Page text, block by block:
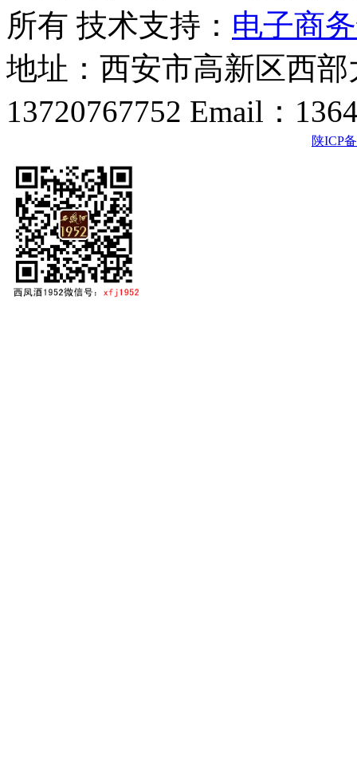
所有 技术支持： 电子商
地址：西安市高新区西
13720767752 Email：
陕ICP